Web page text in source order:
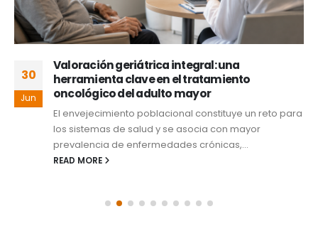
30
Jun
Valoración geriátrica integral: una
herramienta clave en el tratamiento
oncológico del adulto mayor
El envejecimiento poblacional constituye un reto para
los sistemas de salud y se asocia con mayor
prevalencia de enfermedades crónicas,...
READ MORE